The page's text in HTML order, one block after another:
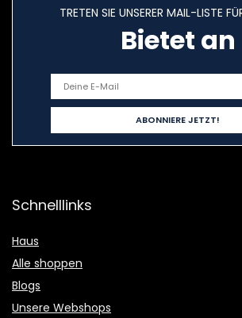
TRETEN SIE UNSERER MAIL-LISTE
Bietet an
Schnelllinks
Haus
Alle shoppen
Blogs
Unsere Webshops